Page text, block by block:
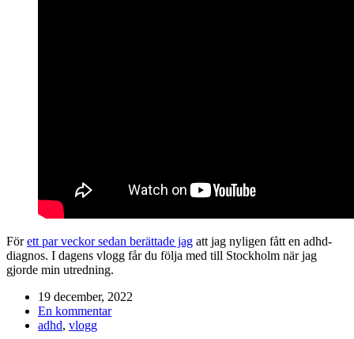
Förett par veckor sedan berättade jag att jag nyligen fått en adhd-
diagnos. I dagens vlogg får du följa med till Stockholm när jag
gjorde min utredning.
19 december, 2022
En kommentar
adhd, vlogg